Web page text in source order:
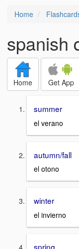
Home
spanish
Home Get App
summer
el verano
autumn/fall
el otono
winter
el invierno
spring